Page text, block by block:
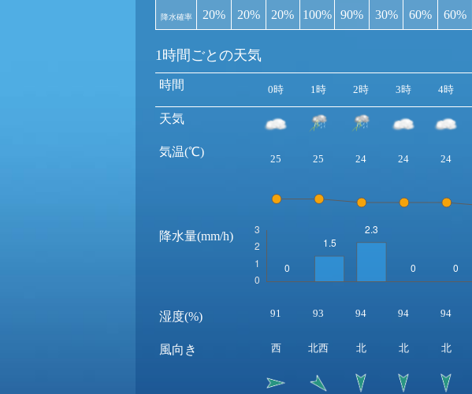
降水確率 20% 20% 20% 100% 90% 30% 60% 60%
1時間ごとの天気
時間
天気
気温(℃)
降水量(mm/h)
湿度(%)
風向き
0時 1時 2時 3時 4時
25 25 24 24 24
91 93 94 94 94
西 北西 北 北 北